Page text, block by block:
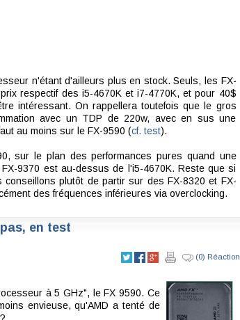
n'étant d'ailleurs plus en stock. Seuls, les FX-
respectif des i5-4670K et i7-4770K, et pour 40$
intéressant. On rappellera toutefois que le gros
avec un TDP de 220w, avec en sus une
au moins sur le FX-9590 (cf. test).
sur le plan des performances pures quand une
9370 est au-dessus de l'i5-4670K. Reste que si
plutôt de partir sur des FX-8320 et FX-
des fréquences inférieures via overclocking.
en test
(0) Réaction
à 5 GHz", le FX 9590. Ce
envieuse, qu'AMD a tenté de